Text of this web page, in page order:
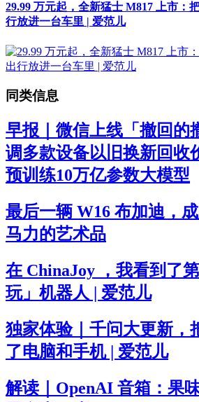
29.99 万元起，全新猛士 M817 上市：
行放进一台车里 | 爱范儿
同类信息
早报｜微信上线「撤回的
调多款设备以旧换新回收
预训练10万亿参数大模型
最后一辆 W16 布加迪，
马力的艺术品
在 ChinaJoy ，我看到了
玩」机器人 | 爱范儿
独家体验｜千问大更新，
了电脑和手机 | 爱范儿
解读｜OpenAI 音箱：果